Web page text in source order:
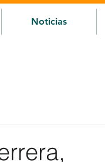
Noticias